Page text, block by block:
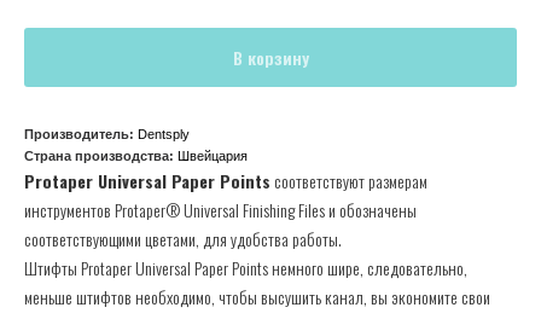
В корзину
Производитель: Dentsply
Страна производства: Швейцария
Protaper Universal Paper Points соответствуют размерам
инструментов Protaper® Universal Finishing Files и обозначены
соответствующими цветами, для удобства работы.
Штифты Protaper Universal Paper Points немного шире, следовательно,
меньше штифтов необходимо, чтобы высушить канал, вы экономите свои